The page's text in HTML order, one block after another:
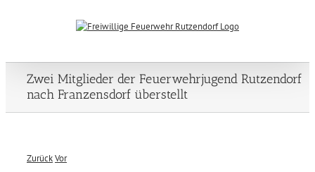
Zwei Mitglieder der Feuerwehrjugend Rutzendorf
nach Franzensdorf überstellt
ZurückVor